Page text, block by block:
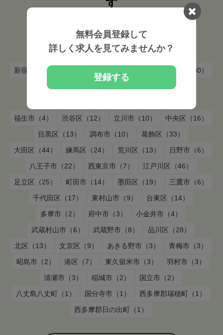
す
東京都青梅市 市区町村から探す
新宿区（16）
板橋区（30）
江東区（22）
豊島区（12）
福生市（4）
渋谷区（12） 立川市（10）
中央区（16）
目黒区（13）
調布市（10）
葛飾区（33）
大田区（44）
練馬区（24） 荒川区（13）
日野市（6）
八王子市（22）
西東京市（7）
江戸川区（46）
足立区（25）
町田市（14） 墨田区（19）
三鷹市（6）
千代田区（17）
東村山市（9）
台東区（14）
多摩市（2）
府中市（3）
小金井市（4）
武蔵村山市（6）
武蔵野市（8）
品川区（28）
北区（13）
文京区（9） あきる野市（3）
青梅市（3）
昭島市（2）
港区（7） 東久留米市（3）
羽村市（3）
清瀬市（3）
稲城市（2）
国立市（2）
八丈島八丈町（1）
国分寺市（1）
西多摩郡瑞穂町（1）
西多摩郡日の出町（1）
無料会員登録して
詳しく求人を見てみませんか？
登録する